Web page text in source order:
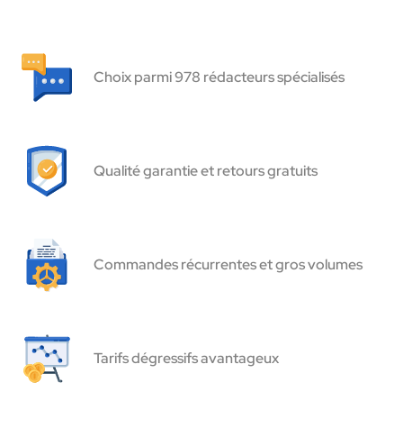
Choix parmi 978 rédacteurs spécialisés
Qualité garantie et retours gratuits
Commandes récurrentes et gros volumes
Tarifs dégressifs avantageux